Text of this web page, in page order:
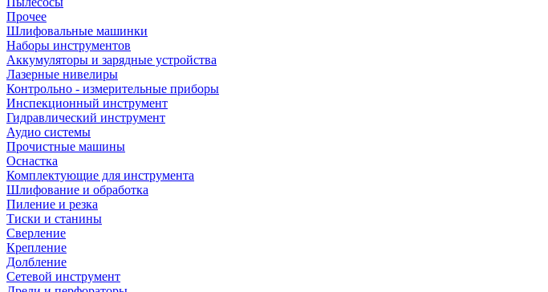
Прочее
Шлифовальные машинки
Наборы инструментов
Аккумуляторы и зарядные устройства
Лазерные нивелиры
Контрольно - измерительные приборы
Инспекционный инструмент
Гидравлический инструмент
Аудио системы
Прочистные машины
Оснастка
Комплектующие для инструмента
Шлифование и обработка
Пиление и резка
Тиски и станины
Сверление
Крепление
Долбление
Сетевой инструмент